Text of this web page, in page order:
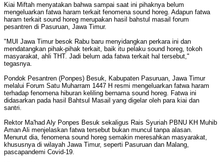
Kiai Miftah menyatakan bahwa sampai saat ini pihaknya belum
mengeluarkan fatwa haram terkait fenomena sound horeg. Adapun fatwa
haram terkait sound horeg merupakan hasil bahstul masail forum
pesantren di Pasuruan, Jawa Timur.
"MUI Jawa Timur besok Rabu baru menyidangkan perkara ini dan
mendatangkan pihak-pihak terkait, baik itu pelaku sound horeg, tokoh
masyarakat, ahli THT. Jadi belum ada fatwa terkait hal tersebut,"
tegasnya.
Pondok Pesantren (Ponpes) Besuk, Kabupaten Pasuruan, Jawa Timur
melalui Forum Satu Muharram 1447 H resmi mengeluarkan fatwa haram
terhadap fenomena hiburan keliling bernama sound horeg. Fatwa ini
didasarkan pada hasil Bahtsul Masail yang digelar oleh para kiai dan
santri.
Rektor Ma'had Aly Ponpes Besuk sekaligus Rais Syuriah PBNU KH Muhib
Aman Ali menjelaskan fatwa tersebut bukan muncul tanpa alasan.
Menurut dia, fenomena sound horeg semakin meresahkan masyarakat,
khususnya di wilayah Jawa Timur, seperti Pasuruan dan Malang,
pascapandemi Covid-19.